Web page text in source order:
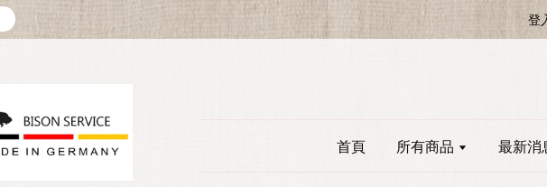
登
首頁 所有商品 最新消